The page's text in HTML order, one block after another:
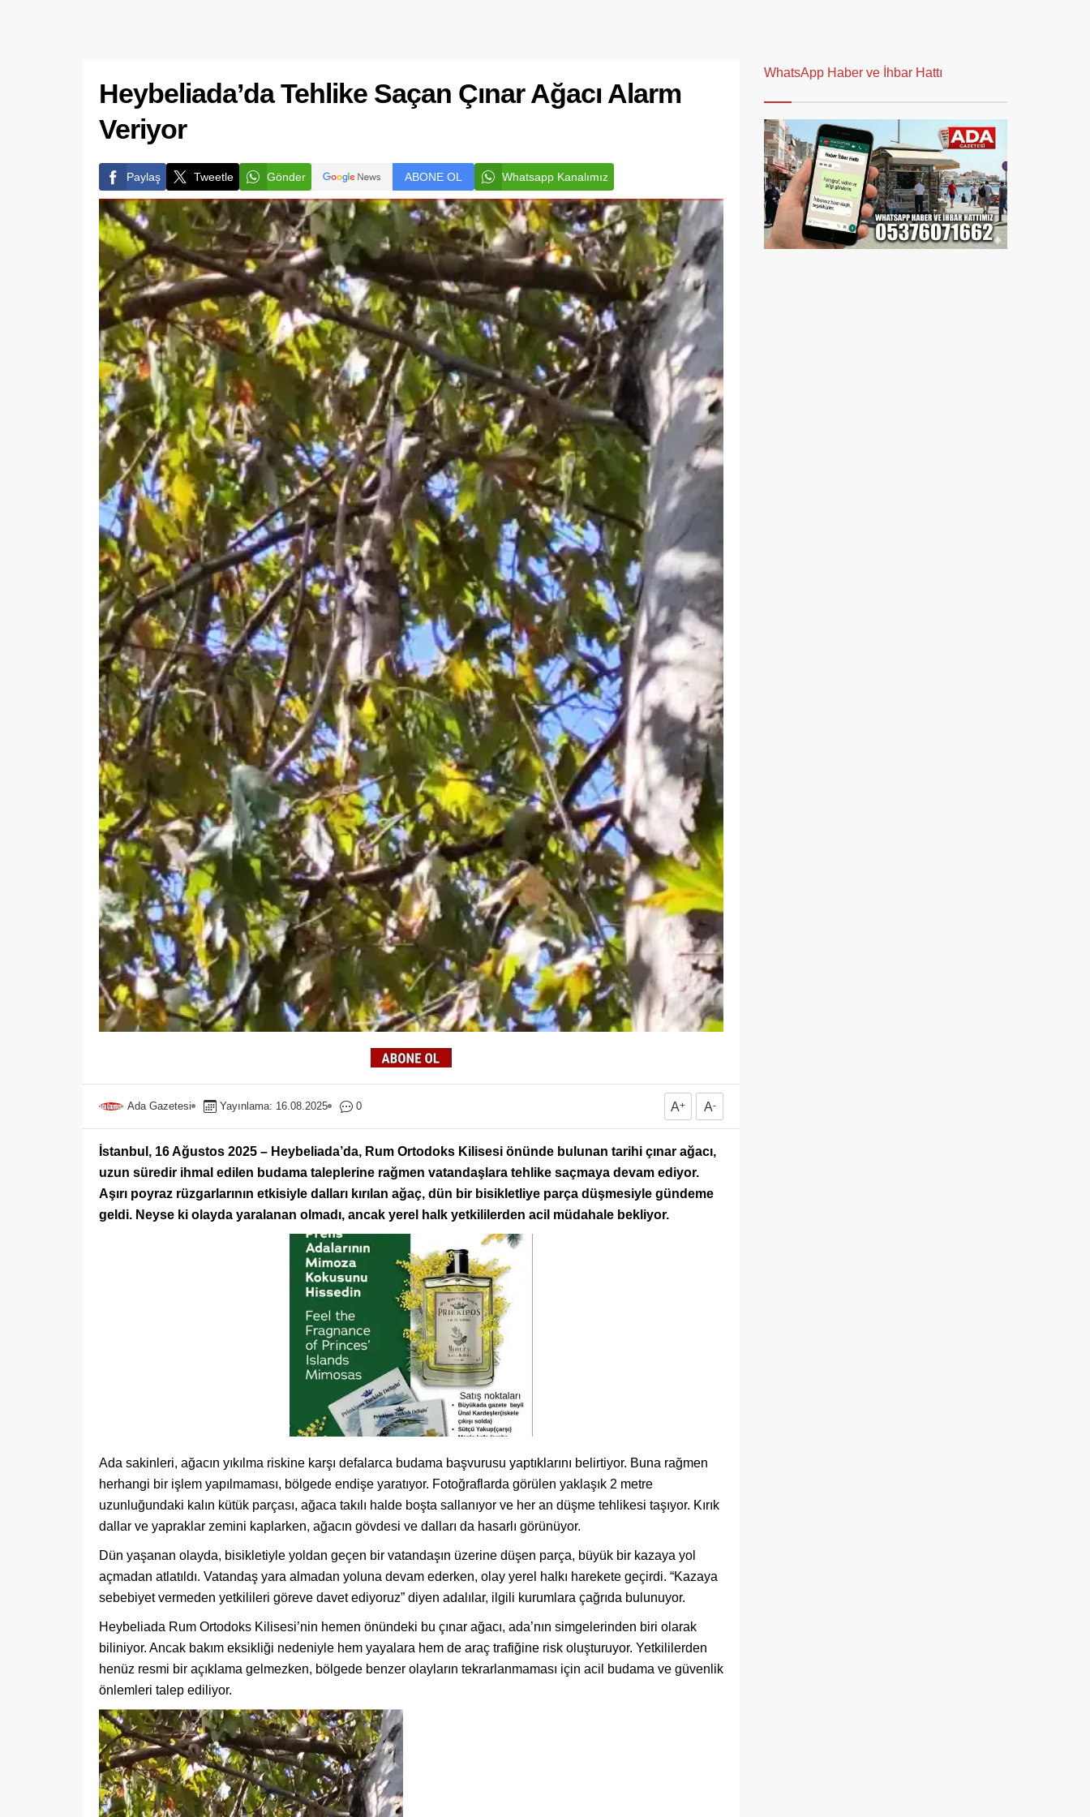
Heybeliada’da Tehlike Saçan Çınar Ağacı Alarm
Veriyor
Paylaş Tweetle Gönder ABONE OL Whatsapp Kanalımız
Ada Gazetesi Yayınlama: 16.08.2025 0 A+ A-
İstanbul, 16 Ağustos 2025 – Heybeliada’da, Rum Ortodoks Kilisesi önünde bulunan tarihi çınar ağacı,
uzun süredir ihmal edilen budama taleplerine rağmen vatandaşlara tehlike saçmaya devam ediyor.
Aşırı poyraz rüzgarlarının etkisiyle dalları kırılan ağaç, dün bir bisikletliye parça düşmesiyle gündeme
geldi. Neyse ki olayda yaralanan olmadı, ancak yerel halk yetkililerden acil müdahale bekliyor.
Ada sakinleri, ağacın yıkılma riskine karşı defalarca budama başvurusu yaptıklarını belirtiyor. Buna rağmen
herhangi bir işlem yapılmaması, bölgede endişe yaratıyor. Fotoğraflarda görülen yaklaşık 2 metre
uzunluğundaki kalın kütük parçası, ağaca takılı halde boşta sallanıyor ve her an düşme tehlikesi taşıyor. Kırık
dallar ve yapraklar zemini kaplarken, ağacın gövdesi ve dalları da hasarlı görünüyor.
Dün yaşanan olayda, bisikletiyle yoldan geçen bir vatandaşın üzerine düşen parça, büyük bir kazaya yol
açmadan atlatıldı. Vatandaş yara almadan yoluna devam ederken, olay yerel halkı harekete geçirdi. “Kazaya
sebebiyet vermeden yetkilileri göreve davet ediyoruz” diyen adalılar, ilgili kurumlara çağrıda bulunuyor.
Heybeliada Rum Ortodoks Kilisesi’nin hemen önündeki bu çınar ağacı, ada’nın simgelerinden biri olarak
biliniyor. Ancak bakım eksikliği nedeniyle hem yayalara hem de araç trafiğine risk oluşturuyor. Yetkililerden
henüz resmi bir açıklama gelmezken, bölgede benzer olayların tekrarlanmaması için acil budama ve güvenlik
önlemleri talep ediliyor.
WhatsApp Haber ve İhbar Hattı